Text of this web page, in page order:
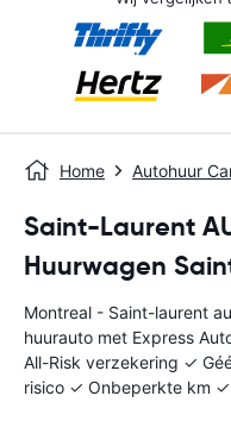
Home Autohuur
Saint-Laurent
Huurwagen
Montreal - Saint-laurent
huurauto met Express
All-Risk verzekering ✓
risico ✓ Onbeperkte km